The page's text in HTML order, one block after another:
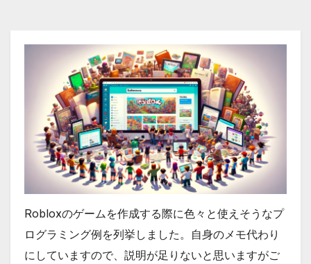
Robloxのゲームを作成する際に色々と使えそうなプ
ログラミング例を列挙しました。自身のメモ代わり
にしていますので、説明が足りないと思いますがご